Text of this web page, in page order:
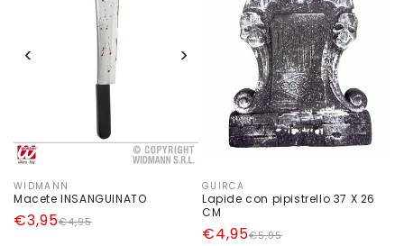
‹ ›
Produttore:
WIDMANN
Macete INSANGUINATO
Prezzo€4,95
Prezzo
€3,95
Produttore:
GUIRCA
Lapide con pipistrello 37 X 26
CM
Prezzo€5,95
Prezzo
€4,95